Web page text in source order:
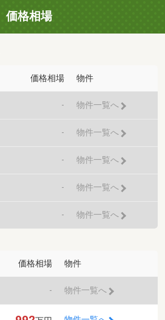
価格相場
価格相場 物件
- 物件一覧へ
- 物件一覧へ
- 物件一覧へ
- 物件一覧へ
- 物件一覧へ
価格相場 物件
- 物件一覧へ